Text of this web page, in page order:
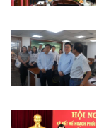
MUA BÁO